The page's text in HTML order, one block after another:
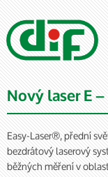
Nový laser E
Easy-Laser®, přední
bezdrátový laserový
běžných měření v